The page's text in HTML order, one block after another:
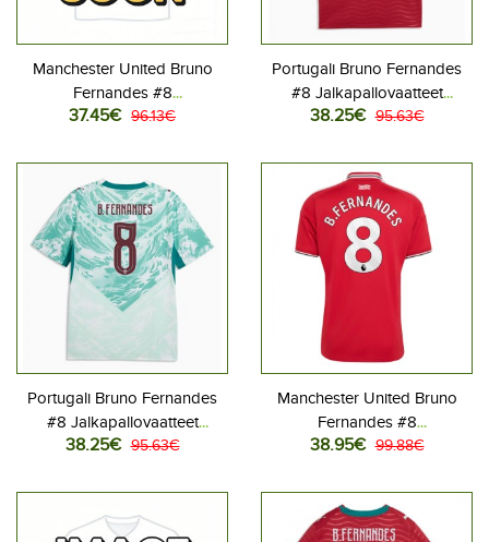
Manchester United Bruno
Fernandes #8
Jalkapallovaatteet Lasten
Lyhythihainen (+ Lyhyet
housut)
37.45€ 96.13€
Portugali Bruno Fernandes
#8 Jalkapallovaatteet
Kotipaita MM-kisat 2026
38.25€ 95.63€
Portugali Bruno Fernandes
#8 Jalkapallovaatteet
Vieraspaita MM-kisat 2026
38.25€ 95.63€
Manchester United Bruno
Fernandes #8
Jalkapallovaatteet Kotipaita
38.95€ 99.88€